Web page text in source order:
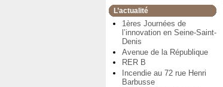
L’actualité
1ères Journées de
l’innovation en Seine-Saint-
Denis
Avenue de la République
RER B
Incendie au 72 rue Henri
Barbusse